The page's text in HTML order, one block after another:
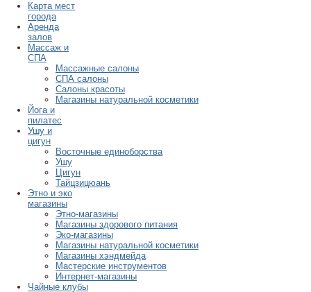
Карта мест
города
Аренда
залов
Массаж и
СПА
Массажные салоны
СПА салоны
Салоны красоты
Магазины натуральной косметики
Йога и
пилатес
Ушу и
цигун
Восточные единоборства
Ушу
Цигун
Тайцзицюань
Этно и эко
магазины
Этно-магазины
Магазины здорового питания
Эко-магазины
Магазины натуральной косметики
Магазины хэндмейда
Мастерские инструментов
Интернет-магазины
Чайные клубы